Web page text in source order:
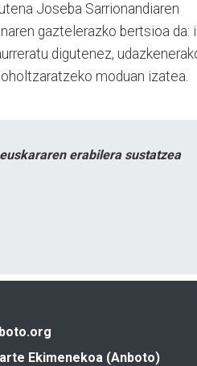
Joseba Sarrionandiaren
gaztelerazko bertsioa da:
digutenez,
moduan izatea.
erabilera sustatzea
Ekimenekoa (Anboto)